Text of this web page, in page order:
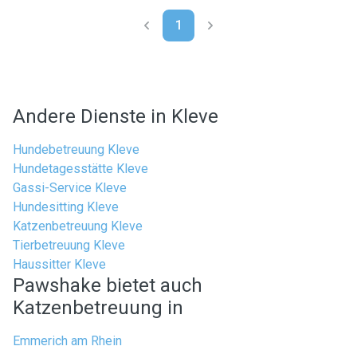
1
Andere Dienste in Kleve
Hundebetreuung Kleve
Hundetagesstätte Kleve
Gassi-Service Kleve
Hundesitting Kleve
Katzenbetreuung Kleve
Tierbetreuung Kleve
Haussitter Kleve
Pawshake bietet auch
Katzenbetreuung in
Emmerich am Rhein